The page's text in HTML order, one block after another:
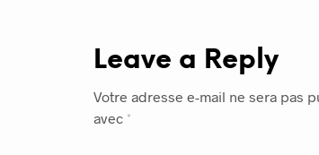
Leave a Reply
Votre adresse e-mail ne sera pas
avec *